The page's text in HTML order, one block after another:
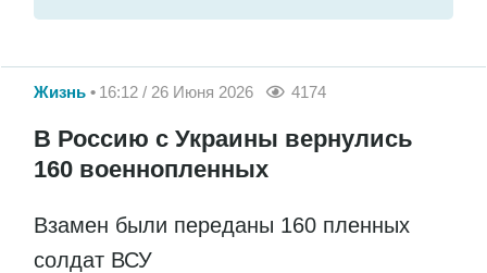
Жизнь 16:12 / 26 Июня 2026 4174
В Россию с Украины вернулись
160 военнопленных
Взамен были переданы 160 пленных
солдат ВСУ